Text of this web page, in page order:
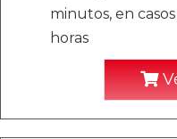
minutos, en
horas